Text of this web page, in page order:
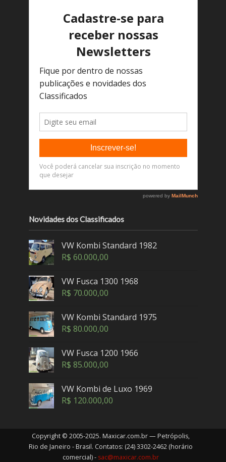
Novidades dos Classificados
VW Kombi Standard 1982
R$ 60.000,00
VW Fusca 1300 1968
R$ 70.000,00
VW Kombi Standard 1975
R$ 80.000,00
VW Fusca 1200 1966
R$ 85.000,00
VW Kombi de Luxo 1969
R$ 120.000,00
Copyright © 2005-2025. Maxicar.com.br — Petrópolis,
Rio de Janeiro - Brasil. Contatos: (24) 3302-2462 (horário
comercial) - sac@maxicar.com.br